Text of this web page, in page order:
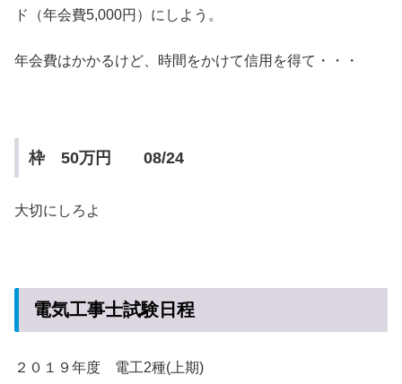
ド（年会費5,000円）にしよう。
年会費はかかるけど、時間をかけて信用を得て・・・
枠 50万円 08/24
大切にしろよ
電気工事士試験日程
２０１９年度 電工2種(上期)